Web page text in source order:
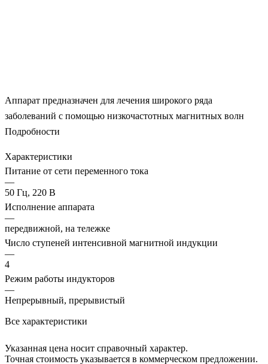
Аппарат предназначен для лечения широкого ряда
заболеваний с помощью низкочастотных магнитных волн
Подробности
Характеристики
Питание от сети переменного тока
—
50 Гц, 220 В
Исполнение аппарата
—
передвижной, на тележке
Число ступеней интенсивной магнитной индукции
—
4
Режим работы индукторов
—
Непрерывный, прерывистый
Все характеристики
Указанная цена носит справочный характер.
Точная стоимость указывается в коммерческом предложении.